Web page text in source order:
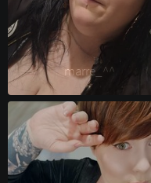
marre_^^